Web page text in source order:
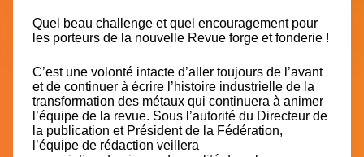
Quel beau challenge et quel encouragement pour
les porteurs de la nouvelle Revue forge et fonderie !
C’est une volonté intacte d’aller toujours de l’avant
et de continuer à écrire l’histoire industrielle de la
transformation des métaux qui continuera à animer
l’équipe de la revue. Sous l’autorité du Directeur de
la publication et Président de la Fédération,
l’équipe de rédaction veillera